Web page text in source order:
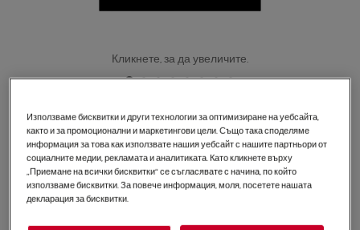
Кликнете, за да увеличите.
NKK9N82KB
Фурна 9000 ProAssist CombiQuick
0 (0)
Използваме бисквитки и други технологии за оптимизиране на уебсайта,
както и за промоционални и маркетингови цели. Също така споделяме
информация за това как използвате нашия уебсайт с нашите партньори от
социалните медии, рекламата и аналитиката. Като кликнете върху
„Приемане на всички бисквитки“ се съгласявате с начина, по който
използваме бисквитки. За повече информация, моля, посетете нашата
декларация за бисквитки.